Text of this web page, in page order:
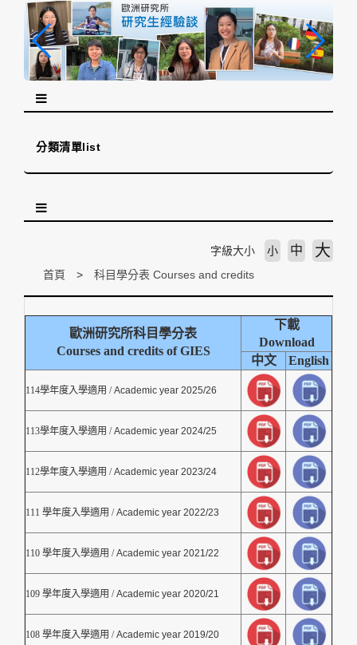
分類清單list
首頁 科目學分表 Courses and credits
字級大小 小 中 大
歐洲研究所科目學分表
Courses and credits of GIES
下載
Download
中文
English
114學年度入學適用 /Academic year 2025/26
113學年度入學適用 /Academic year 2024/25
112學年度入學適用 /Academic year 2023/24
111 學年度入學適用 /Academic year 2022/23
110 學年度入學適用 /Academic year 2021/22
109 學年度入學適用 /Academic year 2020/21
108 學年度入學適用 /Academic year 2019/20